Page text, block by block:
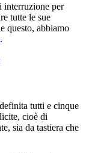
interruzione per
tutte le sue
questo, abbiamo
.
tutti e cinque
cioè di
sia da tastiera che